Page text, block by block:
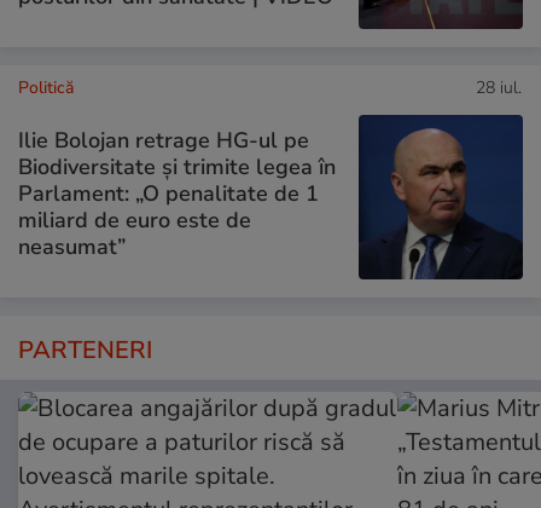
Politică 28 iul.
Ilie Bolojan retrage HG-ul pe
Biodiversitate și trimite legea în
Parlament: „O penalitate de 1
miliard de euro este de
neasumat”
PARTENERI